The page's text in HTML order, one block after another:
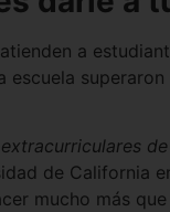
a
de California
mucho más